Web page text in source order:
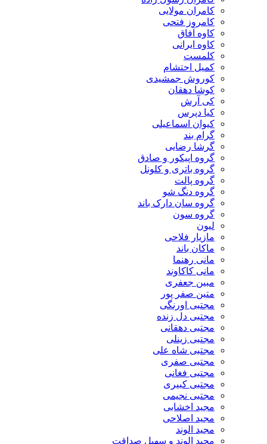
کامران مولایی
کامروز فتحی
کاوه آفاق
کاوه ایرانی
کلمست
کمیل احتشام
کوروش جمشیدی
کوشا دهقان
کی آرش
کیا دپرس
کیوان اسماعیلی
گرام بند
گرشا رضایی
گروه اپیکور و صادق
گروه باتری و کلونل
گروه پالت
گروه دنگ شو
گروه سان دارک باند
گروه سون
لیون
مازیار فلاحی
ماکان باند
مانی رهنما
مانی کاکاوند
مبین جعفری
متین صفر پور
مجتبی اورنگی
مجتبی دل زنده
مجتبی دهقانی
مجتبی زینلی
مجتبی شاه علی
مجتبی صفری
مجتبی فغانی
مجتبی کبیری
مجتبی نجیمی
مجید اخشابی
مجید اصلاحی
مجید الوند‎
مجید الوند و سهیل صداقت